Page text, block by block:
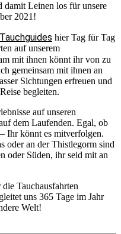
damit Leinen los für unsere
2021!
Tauchguides hier Tag für Tag
auf unserem
mit ihnen könnt ihr von zu
gemeinsam mit ihnen an
Sichtungen erfreuen und
begleiten.
auf unseren
dem Laufenden. Egal, ob
Ihr könnt es mitverfolgen.
oder an der Thistlegorm sind
oder Süden, ihr seid mit an
Tauchausfahrten
uns 365 Tage im Jahr
Welt!